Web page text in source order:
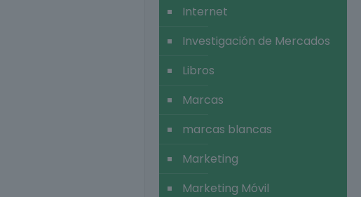
Internet
Investigación de Mercados
Libros
Marcas
marcas blancas
Marketing
Marketing Móvil